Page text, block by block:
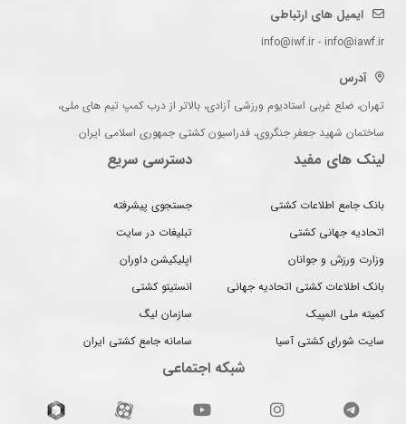
ایمیل های ارتباطی
info@iwf.ir - info@iawf.ir
آدرس
تهران، ضلع غربی استادیوم ورزشی آزادی، بالاتر از درب کمپ تیم های ملی،
ساختمان شهید جعفر جنگروی، فدراسیون کشتی جمهوری اسلامی ایران
لینک های مفید
بانک جامع اطلاعات کشتی
اتحادیه جهانی کشتی
وزارت ورزش و جوانان
بانک اطلاعات کشتی اتحادیه جهانی
کمیته ملی المپیک
سایت شورای کشتی آسیا
دسترسی سریع
جستجوی پیشرفته
تبلیغات در سایت
اپلیکیشن داوران
انستیتو کشتی
سازمان لیگ
سامانه جامع کشتی ایران
شبکه اجتماعی